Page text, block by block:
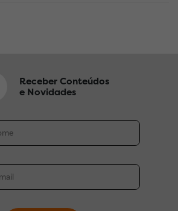
Receber Conteúdos
e Novidades